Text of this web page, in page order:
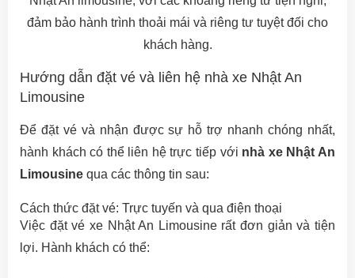
đảm bảo hành trình thoải mái và riêng tư tuyệt đối cho
khách hàng.
Hướng dẫn đặt vé và liên hệ nhà xe Nhật An
Limousine
Để đặt vé và nhận được sự hỗ trợ nhanh chóng nhất,
hành khách có thể liên hệ trực tiếp với nhà xe Nhật An
Limousine qua các thông tin sau:
Cách thức đặt vé: Trực tuyến và qua điện thoại
Việc đặt vé xe Nhật An Limousine rất đơn giản và tiện
lợi. Hành khách có thể: